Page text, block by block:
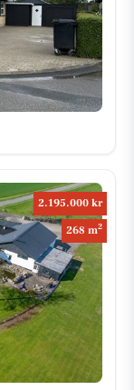
2.195.000 kr
268 m2